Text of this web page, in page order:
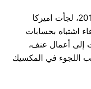
لذلك، حين فاز موراليس في عام 2019، لجأت اميركا
اشتباه بحسابات
إلى أعمال عنف،
اللجوء في المكسيك